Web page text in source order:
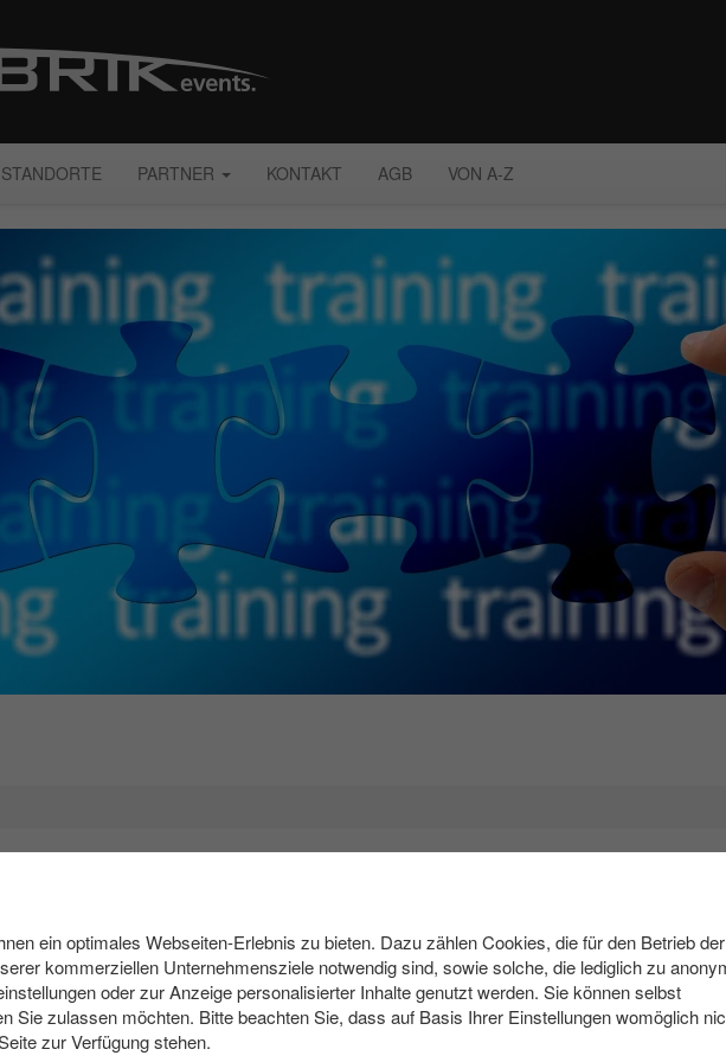
STANDORTE PARTNER KONTAKT AGB VON A-Z
Motivation, als Trainerinnen andere dabei zu unterstützen, sich
Kompetenzen - z. B. in den BereichenKommunikation ,
TeambuildingundManagement-Methoden. All den aufgeführten Themen
Trainings erlernt wird.
Ihr
ein optimales Webseiten-Erlebnis zu bieten. Dazu zählen Cookies, die für den Betrieb der
kommerziellen Unternehmensziele notwendig sind, sowie solche, die lediglich zu
oder zur Anzeige personalisierter Inhalte genutzt werden. Sie können selbst
Sie zulassen möchten. Bitte beachten Sie, dass auf Basis Ihrer Einstellungen womöglich
zur Verfügung stehen.